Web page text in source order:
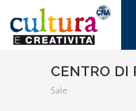
CENTRO DI
Sale